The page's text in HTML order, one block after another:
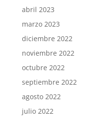
abril 2023
marzo 2023
diciembre 2022
noviembre 2022
octubre 2022
septiembre 2022
agosto 2022
julio 2022